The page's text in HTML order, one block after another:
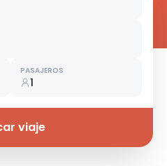
PASAJEROS
1
viaje